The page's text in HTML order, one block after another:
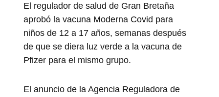
El regulador de salud de Gran Bretaña
aprobó la vacuna Moderna Covid para
niños de 12 a 17 años, semanas después
de que se diera luz verde a la vacuna de
Pfizer para el mismo grupo.
El anuncio de la Agencia Reguladora de